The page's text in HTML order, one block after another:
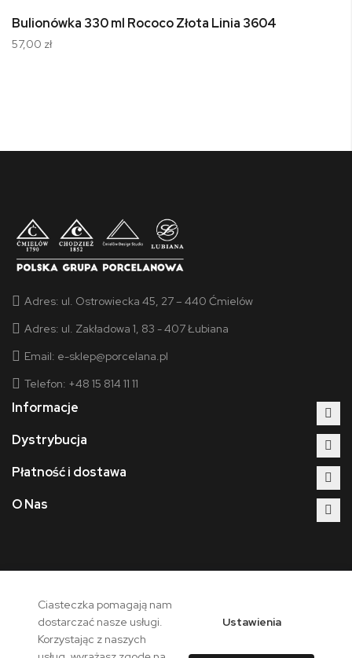
Bulionówka 330 ml Rococo Złota Linia 3604
57,00 zł
Adres: ul. Ostrowiecka 45, 27 – 440 Ćmielów
Adres: ul. Zakładowa 1, 83 - 407 Łubiana
Email: e-sklep@porcelana.pl
Telefon: +48 15 814 11 11
Informacje
Dystrybucja
Płatność i dostawa
O Nas
Copyright © 2026 - Polska Grupa Porcelanowa. Wszelkie prawa
zastrzeżone.
Ciasteczka pomagają nam
dostarczać nasze usługi.
Korzystając z naszych
Ustawienia